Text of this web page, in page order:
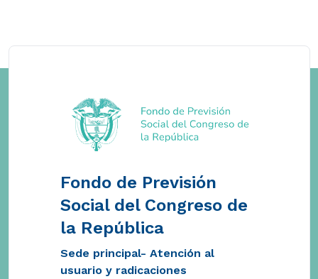
Fondo de Previsión
Social del Congreso de
la República
Sede principal- Atención al
usuario y radicaciones